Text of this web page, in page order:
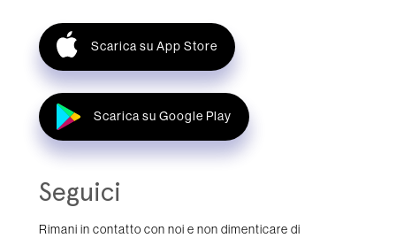
Scarica su App Store
Scarica su Google Play
Seguici
Rimani in contatto con noi e non dimenticare di